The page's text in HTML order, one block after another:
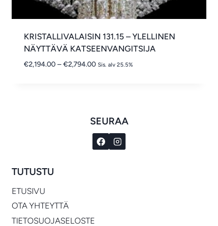
KRISTALLIVALAISIN 131.15 – YLELLINEN
NÄYTTÄVÄ KATSEENVANGITSIJA
€2,194.00 – €2,794.00Hintaluokka:
Sis. alv 25.5%
SEURAA
TUTUSTU
ETUSIVU
OTA YHTEYTTÄ
TIETOSUOJASELOSTE